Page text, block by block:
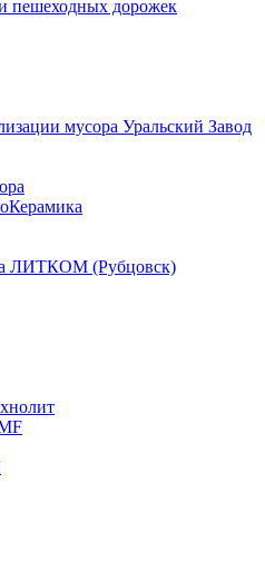
пешеходных дорожек
мусора Уральский Завод
ЛИТКОМ (Рубцовск)